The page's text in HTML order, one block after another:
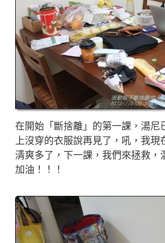
在開始「斷捨離」的第一課，湯尼
上沒穿的衣服說再見了，吼，我
清爽多了，下一課，我們來拯救，
加油！！！